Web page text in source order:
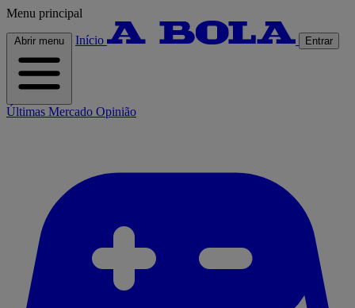
Menu principal
Abrir menu Início Entrar
Últimas Mercado Opinião